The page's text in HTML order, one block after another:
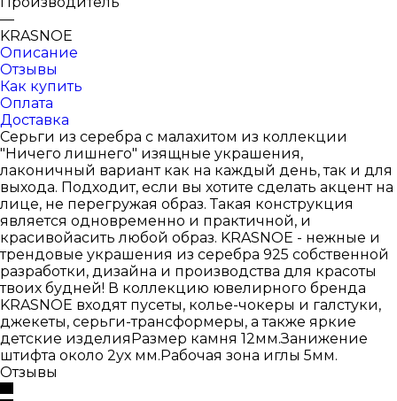
—
KRASNOE
Описание
Отзывы
Как купить
Оплата
Доставка
Серьги из серебра с малахитом из коллекции
"Ничего лишнего" изящные украшения,
лаконичный вариант как на каждый день, так и для
выхода. Подходит, если вы хотите сделать акцент на
лице, не перегружая образ. Такая конструкция
является одновременно и практичной, и
красивойасить любой образ. KRASNOE - нежные и
трендовые украшения из серебра 925 собственной
разработки, дизайна и производства для красоты
твоих будней! В коллекцию ювелирного бренда
KRASNOE входят пусеты, колье-чокеры и галстуки,
джекеты, серьги-трансформеры, а также яркие
детские изделияРазмер камня 12мм.Занижение
штифта около 2ух мм.Рабочая зона иглы 5мм.
Отзывы